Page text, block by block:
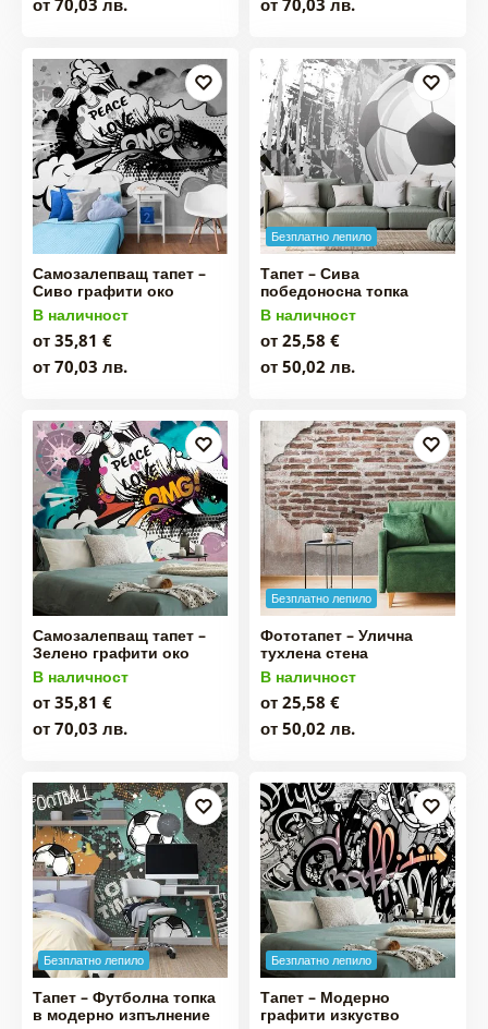
Самозалепващ тапет –
Сиво графити око
В наличност
от 35,81 €
от 70,03 лв.
Безплатно лепило
Тапет – Сива
победоносна топка
В наличност
от 25,58 €
от 50,02 лв.
Самозалепващ тапет –
Зелено графити око
В наличност
от 35,81 €
от 70,03 лв.
Безплатно лепило
Фототапет – Улична
тухлена стена
В наличност
от 25,58 €
от 50,02 лв.
Безплатно лепило
Тапет – Футболна топка
в модерно изпълнение
Безплатно лепило
Тапет – Модерно
графити изкуство